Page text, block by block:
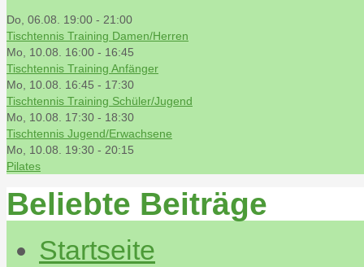
Do, 06.08. 19:00 - 21:00
Tischtennis Training Damen/Herren
Mo, 10.08. 16:00 - 16:45
Tischtennis Training Anfänger
Mo, 10.08. 16:45 - 17:30
Tischtennis Training Schüler/Jugend
Mo, 10.08. 17:30 - 18:30
Tischtennis Jugend/Erwachsene
Mo, 10.08. 19:30 - 20:15
Pilates
Beliebte Beiträge
Startseite